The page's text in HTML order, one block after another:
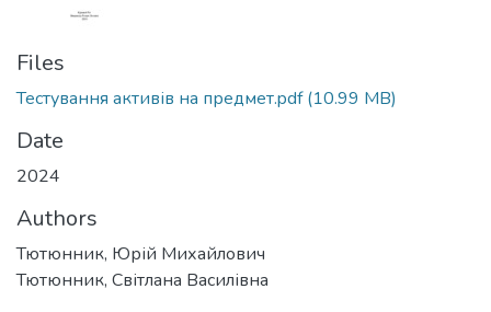
Files
Тестування активів на предмет.pdf(10.99 MB)
Date
2024
Authors
Тютюнник, Юрій Михайлович
Тютюнник, Світлана Василівна